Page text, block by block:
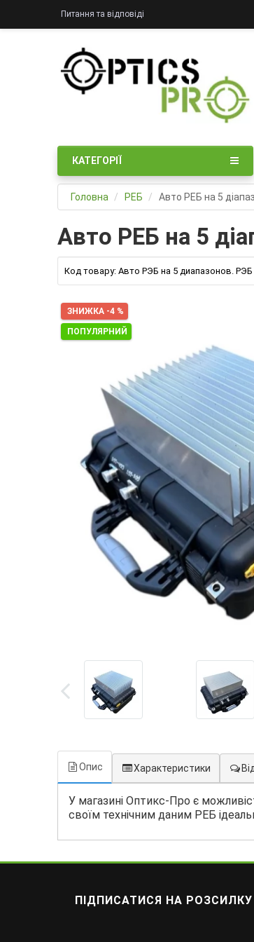
Питання та відповіді
КАТЕГОРІЇ
Головна РЕБ Авто РЕБ на 5
Авто РЕБ на 5
Код товару: Авто РЭБ на 5 диапазонов.
ЗНИЖКА -4 %
ПОПУЛЯРНИЙ
Опис Характеристики
У магазині Оптикс-Про є
своїм технічним даним РЕБ
ПІДПИСАТИСЯ НА РОЗСИЛКУ